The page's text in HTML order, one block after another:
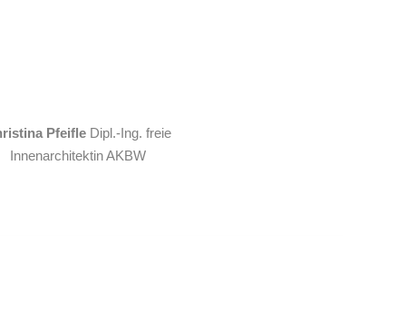
PfeifleDipl.-Ing. freie
Innenarchitektin AKBW